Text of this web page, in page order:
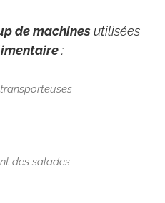
de machinesutilisées
:
des salades